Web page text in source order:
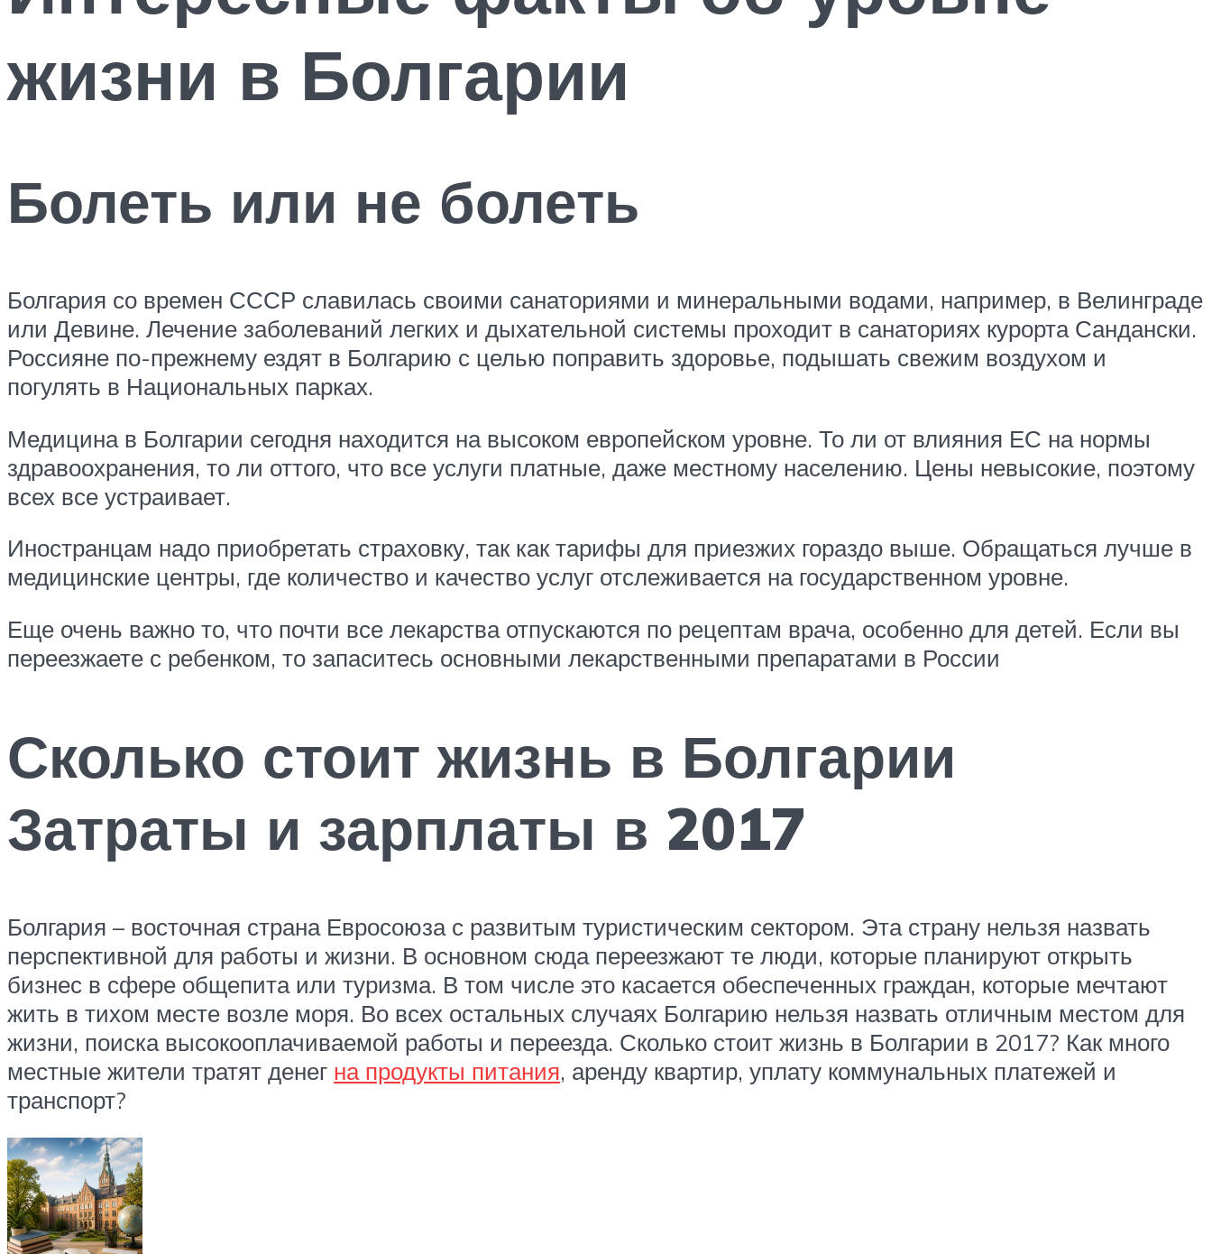
жизни в Болгарии
Болеть или не болеть
Болгария со времен СССР славилась своими санаториями и минеральными водами, например, в Велинграде
или Девине. Лечение заболеваний легких и дыхательной системы проходит в санаториях курорта Сандански.
Россияне по-прежнему ездят в Болгарию с целью поправить здоровье, подышать свежим воздухом и
погулять в Национальных парках.
Медицина в Болгарии сегодня находится на высоком европейском уровне. То ли от влияния ЕС на нормы
здравоохранения, то ли оттого, что все услуги платные, даже местному населению. Цены невысокие, поэтому
всех все устраивает.
Иностранцам надо приобретать страховку, так как тарифы для приезжих гораздо выше. Обращаться лучше в
медицинские центры, где количество и качество услуг отслеживается на государственном уровне.
Еще очень важно то, что почти все лекарства отпускаются по рецептам врача, особенно для детей. Если вы
переезжаете с ребенком, то запаситесь основными лекарственными препаратами в России
Сколько стоит жизнь в Болгарии
Затраты и зарплаты в 2017
Болгария – восточная страна Евросоюза с развитым туристическим сектором. Эта страну нельзя назвать
перспективной для работы и жизни. В основном сюда переезжают те люди, которые планируют открыть
бизнес в сфере общепита или туризма. В том числе это касается обеспеченных граждан, которые мечтают
жить в тихом месте возле моря. Во всех остальных случаях Болгарию нельзя назвать отличным местом для
жизни, поиска высокооплачиваемой работы и переезда. Сколько стоит жизнь в Болгарии в 2017? Как много
местные жители тратят денег на продукты питания, аренду квартир, уплату коммунальных платежей и
транспорт?